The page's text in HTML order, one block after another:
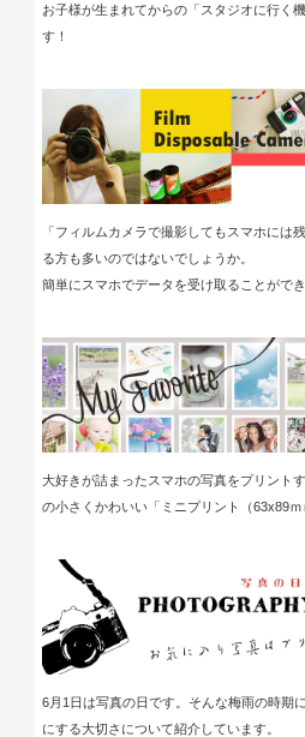
お子様が生まれてからの「スタジオに行く
す！
「フィルムカメラで撮影してもスマホには
る方も多いのではないでしょうか。
簡単にスマホでデータを受け取ることがで
大好きが詰まったスマホの写真をプリント
の小さくかわいい「ミニプリント（63x89
6月1日は写真の日です。そんな梅雨の時期
にする大切さについて紹介しています。